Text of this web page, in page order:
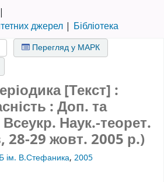
джерел
Бібліотека
Перегляд у МАРК
[Текст] :
: Доп. та
Наук.-теорет.
28-29 жовт. 2005 р.)
ім. В.Стефаника, 2005